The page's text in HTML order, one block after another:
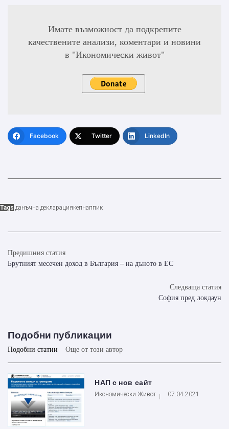
Имате възможност да подкрепите
качествените анализи, коментари и новини
в "Икономически живот"
Facebook Twitter LinkedIn
Tags данъчна декларациякепнаппик
Предишния статия
Брутният месечен доход в България – на дъното в ЕС
Следваща статия
София пред локдаун
Подобни публикации
Подобни статии Още от този автор
НАП с нов сайт
Икономически Живот 07.04.2021